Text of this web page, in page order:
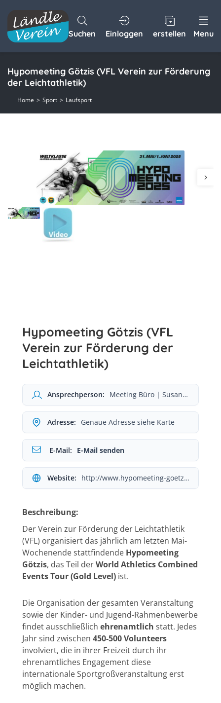
Suchen Einloggen erstellen Menu
Hypomeeting Götzis (VFL Verein zur Förderung
der Leichtathletik)
Home Sport Laufsport
Hypomeeting Götzis (VFL
Verein zur Förderung der
Leichtathletik)
Ansprechperson: Meeting Büro | Susanne Knünz
Adresse: Genaue Adresse siehe Karte
E-Mail: E-Mail senden
Website: http://www.hypomeeting-goetzis.at
Beschreibung:
Der Verein zur Förderung der Leichtathletik
(VFL) organisiert das jährlich am letzten Mai-
Wochenende stattfindende Hypomeeting
Götzis, das Teil derWorld Athletics Combined
Events Tour (Gold Level) ist.
Die Organisation der gesamten Veranstaltung
sowie der Kinder- und Jugend-Rahmenbewerbe
findet ausschließlich ehrenamtlich statt. Jedes
Jahr sind zwischen 450-500 Volunteers
involviert, die in ihrer Freizeit durch ihr
ehrenamtliches Engagement diese
internationale Sportgroßveranstaltung erst
möglich machen.